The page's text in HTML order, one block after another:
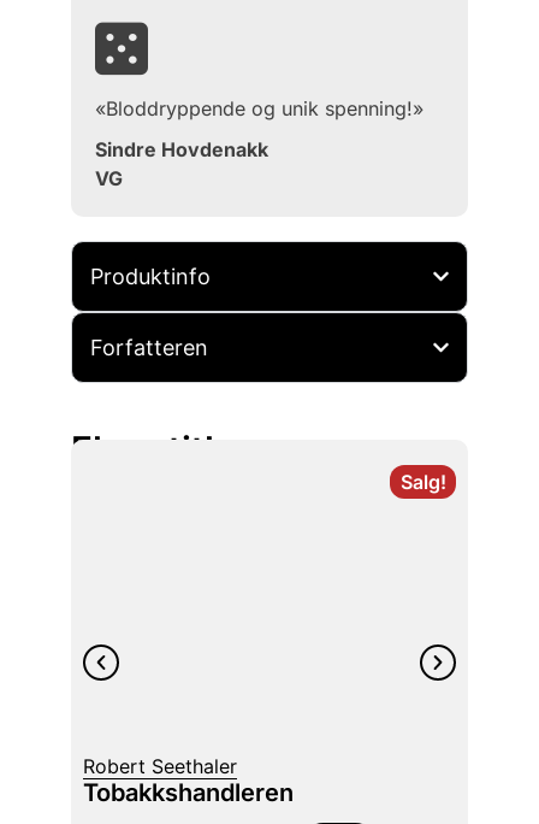
«Bloddryppende og unik spenning!»
Sindre Hovdenakk
VG
Produktinfo
Forfatteren
Flere titler
Salg!
Robert Seethaler
Tobakkshandleren